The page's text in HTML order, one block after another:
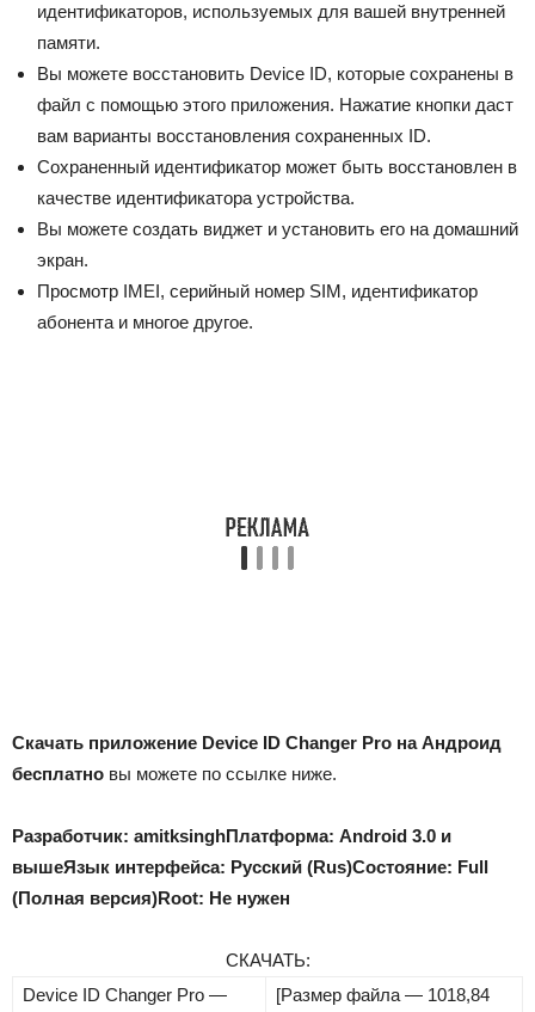
идентификаторов, используемых для вашей внутренней
памяти.
Вы можете восстановить Device ID, которые сохранены в
файл с помощью этого приложения. Нажатие кнопки даст
вам варианты восстановления сохраненных ID.
Сохраненный идентификатор может быть восстановлен в
качестве идентификатора устройства.
Вы можете создать виджет и установить его на домашний
экран.
Просмотр IMEI, серийный номер SIM, идентификатор
абонента и многое другое.
Скачать приложение Device ID Changer Pro на Андроид
бесплатно вы можете по ссылке ниже.
Разработчик: amitksinghПлатформа: Android 3.0 и
вышеЯзык интерфейса: Русский (Rus)Состояние: Full
(Полная версия)Root: Не нужен
СКАЧАТЬ:
Device ID Changer Pro —
[Размер файла — 1018,84